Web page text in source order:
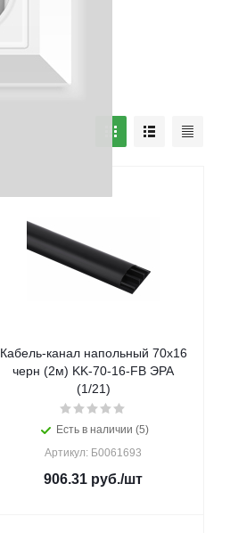
Кабель-канал напольный 70х16
черн (2м) KK-70-16-FB ЭРА
(1/21)
Есть в наличии (5)
Артикул: Б0061693
906.31 руб./шт